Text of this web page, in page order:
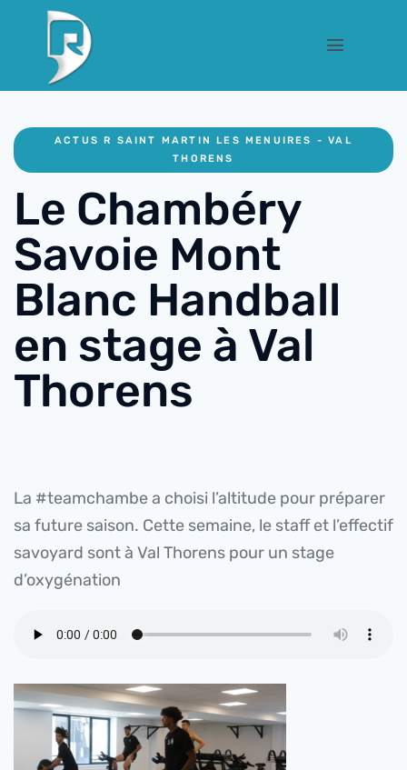
ACTUS R SAINT MARTIN LES MENUIRES - VAL
THORENS
Le Chambéry
Savoie Mont
Blanc Handball
en stage à Val
Thorens
La #teamchambe a choisi l’altitude pour préparer
sa future saison. Cette semaine, le staff et l’effectif
savoyard sont à Val Thorens pour un stage
d’oxygénation